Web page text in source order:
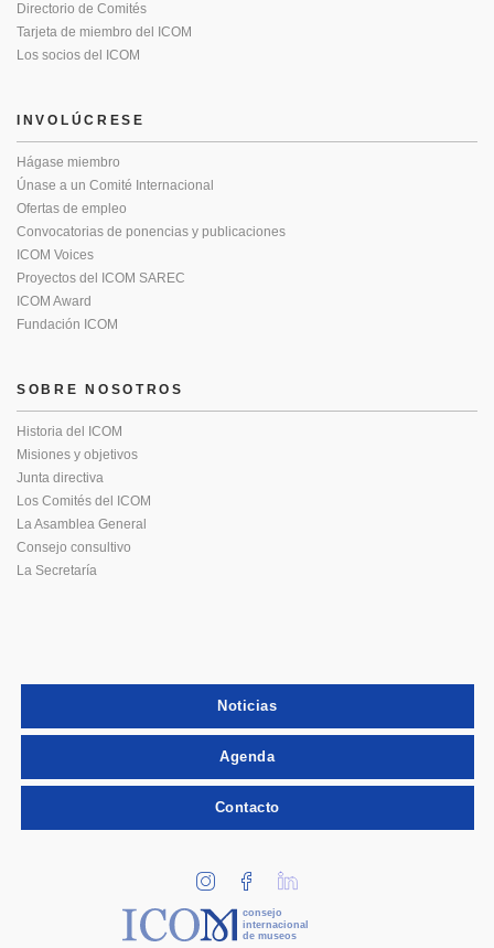
Directorio de Comités
Tarjeta de miembro del ICOM
Los socios del ICOM
INVOLÚCRESE
Hágase miembro
Únase a un Comité Internacional
Ofertas de empleo
Convocatorias de ponencias y publicaciones
ICOM Voices
Proyectos del ICOM SAREC
ICOM Award
Fundación ICOM
SOBRE NOSOTROS
Historia del ICOM
Misiones y objetivos
Junta directiva
Los Comités del ICOM
La Asamblea General
Consejo consultivo
La Secretaría
Noticias
Agenda
Contacto
consejo
internacional
de museos